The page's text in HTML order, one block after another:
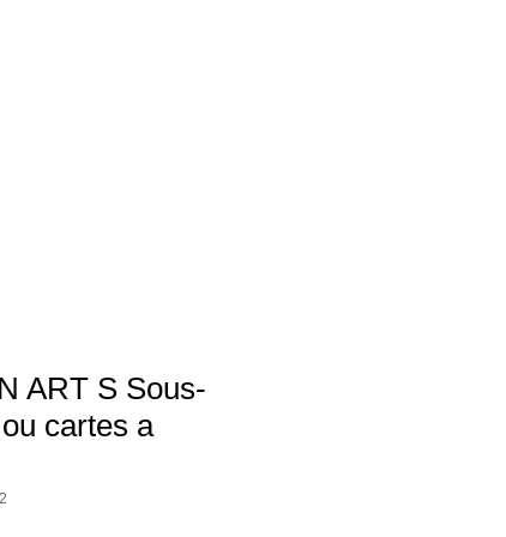
ART S Sous-
cartes a